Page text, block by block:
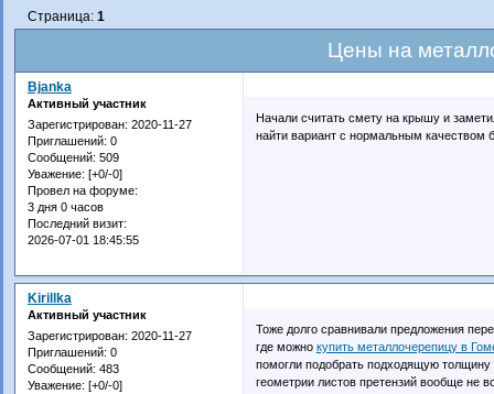
Цены на
Страница: 1
Bjanka
Активный участник
Зарегистрирован: 2020-11-27
Приглашений: 0
Сообщений: 509
Уважение: [+0/-0]
Провел на форуме:
3 дня 0 часов
Последний визит:
2026-07-01 18:45:55
Начали считать смету на крышу и
найти вариант с нормальным качеством
Kirillka
Активный участник
Зарегистрирован: 2020-11-27
Приглашений: 0
Сообщений: 483
Уважение: [+0/-0]
Тоже долго сравнивали предложения
где можно купить металлочерепицу в
помогли подобрать подходящую толщину
геометрии листов претензий вообще не